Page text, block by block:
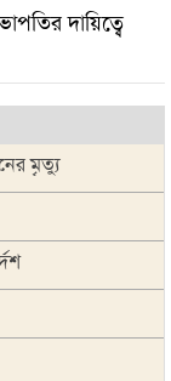
দায়িত্বে
মৃত্যু